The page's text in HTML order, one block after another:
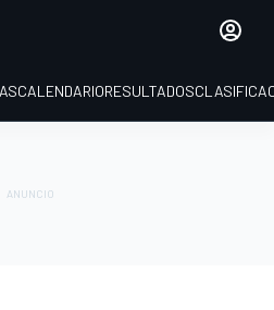
CALENDARIORESULTADOS